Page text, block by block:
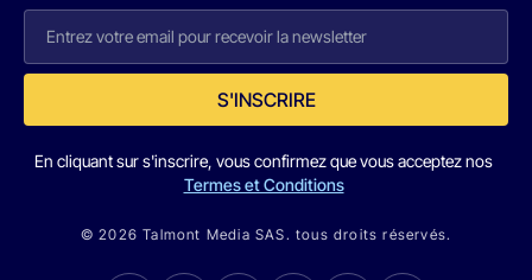
S'INSCRIRE
En cliquant sur s'inscrire, vous confirmez que vous acceptez nos
Termes et Conditions
© 2026 Talmont Media SAS. tous droits réservés.